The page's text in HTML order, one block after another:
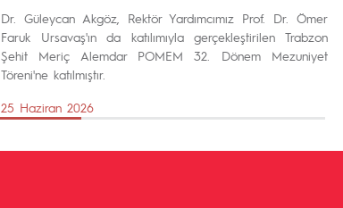
Dr. Güleycan Akgöz, Rektör Yardımcımız Prof. Dr. Ömer
Faruk Ursavaş'ın da katılımıyla gerçekleştirilen Trabzon
Şehit Meriç Alemdar POMEM 32. Dönem Mezuniyet
Töreni'ne katılmıştır.
25 Haziran 2026